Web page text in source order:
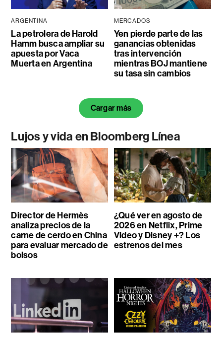
ARGENTINA
La petrolera de Harold
Hamm busca ampliar su
apuesta por Vaca
Muerta en Argentina
MERCADOS
Yen pierde parte de las
ganancias obtenidas
tras intervención
mientras BOJ mantiene
su tasa sin cambios
Cargar más
Lujos y vida en Bloomberg Línea
Director de Hermès
analiza precios de la
carne de cerdo en China
para evaluar mercado de
bolsos
¿Qué ver en agosto de
2026 en Netflix, Prime
Video y Disney +? Los
estrenos del mes